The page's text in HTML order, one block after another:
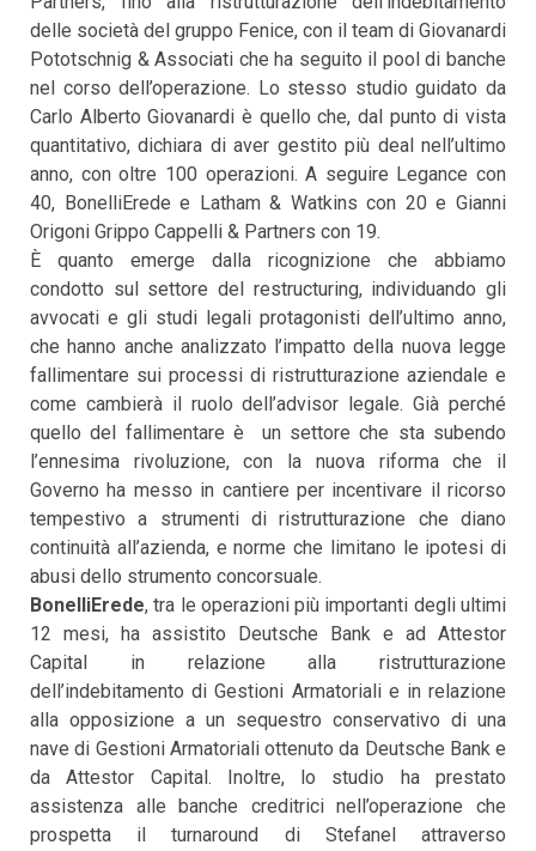
delle società del gruppo Fenice, con il team di Giovanardi
Pototschnig & Associati che ha seguito il pool di banche
nel corso dell’operazione. Lo stesso studio guidato da
Carlo Alberto Giovanardi è quello che, dal punto di vista
quantitativo, dichiara di aver gestito più deal nell’ultimo
anno, con oltre 100 operazioni. A seguire Legance con
40, BonelliErede e Latham & Watkins con 20 e Gianni
Origoni Grippo Cappelli & Partners con 19.
È quanto emerge dalla ricognizione che abbiamo
condotto sul settore del restructuring, individuando gli
avvocati e gli studi legali protagonisti dell’ultimo anno,
che hanno anche analizzato l’impatto della nuova legge
fallimentare sui processi di ristrutturazione aziendale e
come cambierà il ruolo dell’advisor legale. Già perché
quello del fallimentare è un settore che sta subendo
l’ennesima rivoluzione, con la nuova riforma che il
Governo ha messo in cantiere per incentivare il ricorso
tempestivo a strumenti di ristrutturazione che diano
continuità all’azienda, e norme che limitano le ipotesi di
abusi dello strumento concorsuale.
BonelliErede, tra le operazioni più importanti degli ultimi
12 mesi, ha assistito Deutsche Bank e ad Attestor
Capital in relazione alla ristrutturazione
dell’indebitamento di Gestioni Armatoriali e in relazione
alla opposizione a un sequestro conservativo di una
nave di Gestioni Armatoriali ottenuto da Deutsche Bank e
da Attestor Capital. Inoltre, lo studio ha prestato
assistenza alle banche creditrici nell’operazione che
prospetta il turnaround di Stefanel attraverso